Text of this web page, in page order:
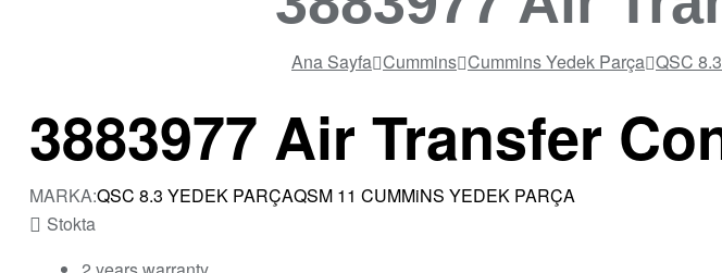
Ana Sayfa Cummins Cummins Yedek Parça QSC
3883977 Air Transfer
MARKA:QSC 8.3 YEDEK PARÇAQSM 11 CUMMiNS YEDEK PARÇA
Stokta